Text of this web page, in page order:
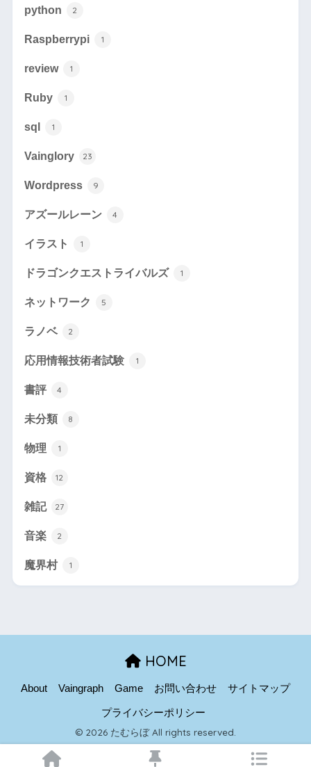
python 2
Raspberrypi 1
review 1
Ruby 1
sql 1
Vainglory 23
Wordpress 9
アズールレーン 4
イラスト 1
ドラゴンクエストライバルズ 1
ネットワーク 5
ラノベ 2
応用情報技術者試験 1
書評 4
未分類 8
物理 1
資格 12
雑記 27
音楽 2
魔界村 1
HOME
About Vaingraph Game お問い合わせ サイトマップ
プライバシーポリシー
© 2026 たむらぼ All rights reserved.